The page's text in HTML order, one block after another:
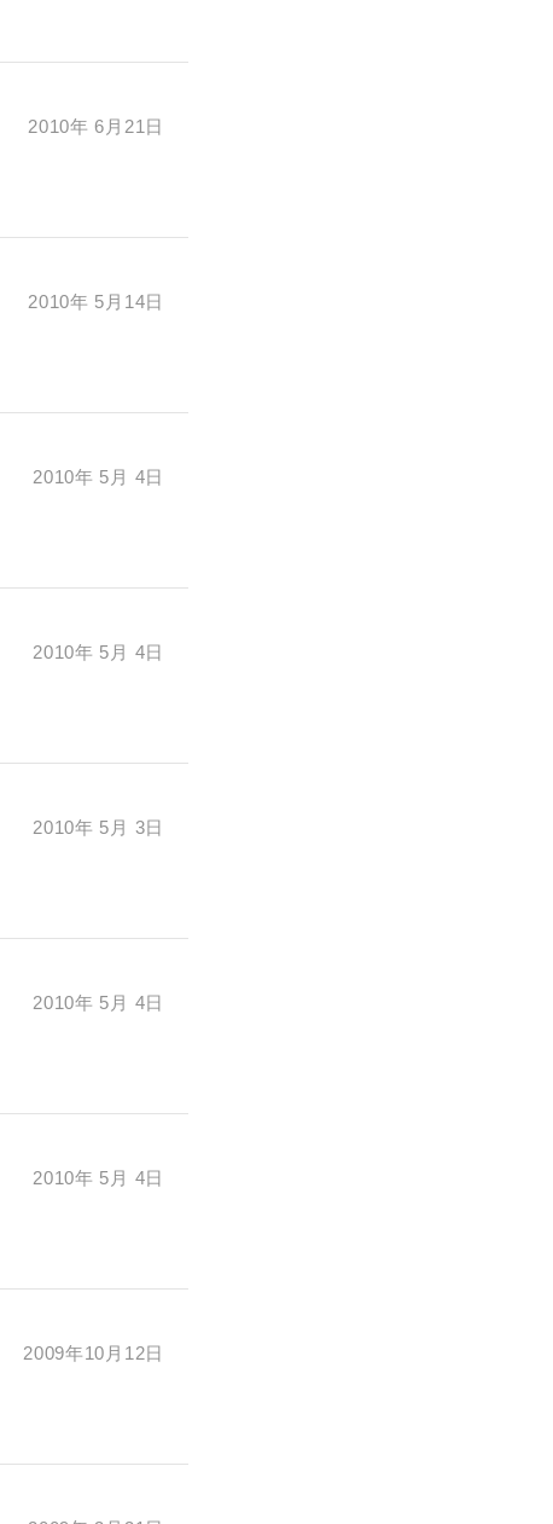
2010年 6月21日
2010年 5月14日
2010年 5月 4日
2010年 5月 4日
2010年 5月 3日
2010年 5月 4日
2010年 5月 4日
2009年10月12日
、不法行為責